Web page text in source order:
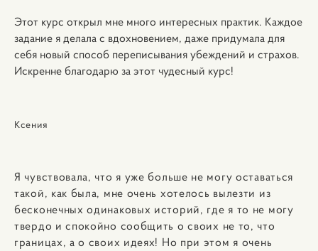
Этот курс открыл мне много интересных практик. Каждое
задание я делала с вдохновением, даже придумала для
себя новый способ переписывания убеждений и страхов.
Искренне благодарю за этот чудесный курс!
Ксения
Я чувствовала, что я уже больше не могу оставаться
такой, как была, мне очень хотелось вылезти из
бесконечных одинаковых историй, где я то не могу
твердо и спокойно сообщить о своих не то, что
границах, а о своих идеях! Но при этом я очень